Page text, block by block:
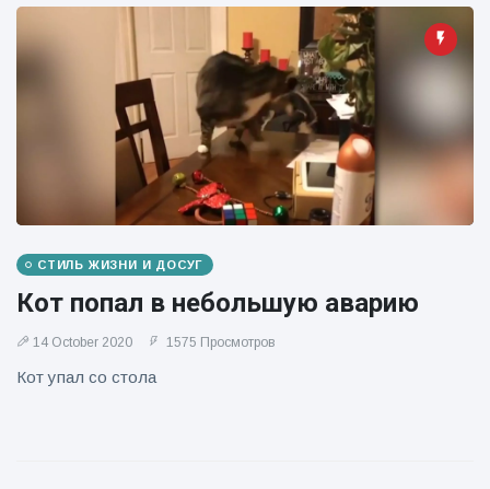
СТИЛЬ ЖИЗНИ И ДОСУГ
Кот попал в небольшую аварию
14 October 2020 1575 Просмотров
Кот упал со стола